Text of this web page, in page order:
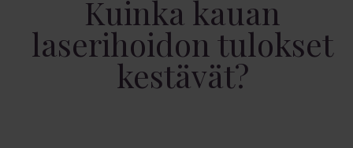
Kuinka kauan
laserihoidon tulokset
kestävät?